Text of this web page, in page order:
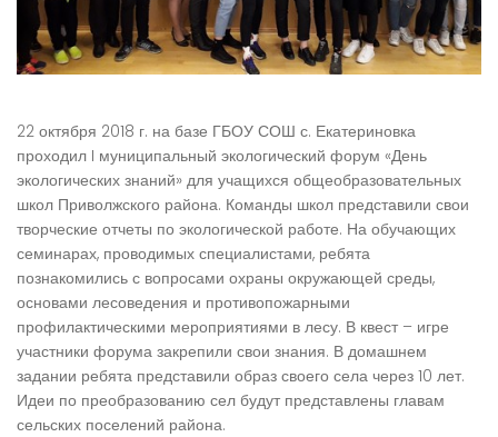
22 октября 2018 г. на базе ГБОУ СОШ с. Екатериновка
проходил I муниципальный экологический форум «День
экологических знаний» для учащихся общеобразовательных
школ Приволжского района. Команды школ представили свои
творческие отчеты по экологической работе. На обучающих
семинарах, проводимых специалистами, ребята
познакомились с вопросами охраны окружающей среды,
основами лесоведения и противопожарными
профилактическими мероприятиями в лесу. В квест – игре
участники форума закрепили свои знания. В домашнем
задании ребята представили образ своего села через 10 лет.
Идеи по преобразованию сел будут представлены главам
сельских поселений района.